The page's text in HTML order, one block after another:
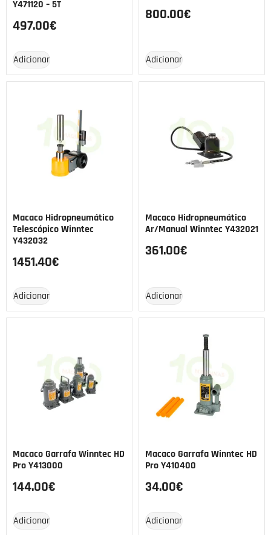
Y471120 – 5T
497.00€
Adicionar
800.00€
Adicionar
Macaco Hidropneumático
Telescópico Winntec
Y432032
1451.40€
Adicionar
Macaco Hidropneumático
Ar/Manual Winntec Y432021
361.00€
Adicionar
Macaco Garrafa Winntec HD
Pro Y413000
144.00€
Adicionar
Macaco Garrafa Winntec HD
Pro Y410400
34.00€
Adicionar